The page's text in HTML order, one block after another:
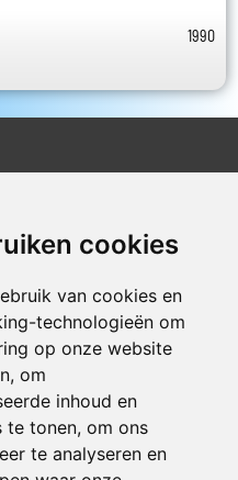
cookies
van cookies en
technologieën om
op onze website
om
inhoud en
te tonen, om ons
te analyseren en
1990